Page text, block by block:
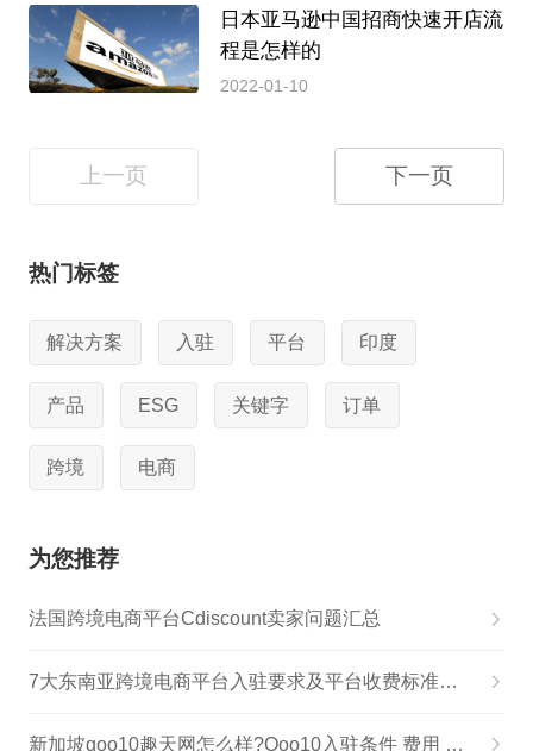
日本亚马逊中国招商快速开店流
程是怎样的
2022-01-10
上一页 下一页
热门标签
解决方案 入驻 平台 印度
产品 ESG 关键字 订单
跨境 电商
为您推荐
法国跨境电商平台Cdiscount卖家问题汇总
7大东南亚跨境电商平台入驻要求及平台收费标准对比
新加坡qoo10趣天网怎么样?Qoo10入驻条件 费用 物流及结款详解